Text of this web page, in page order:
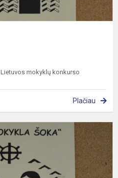
mokyklų konkurso
Plačiau